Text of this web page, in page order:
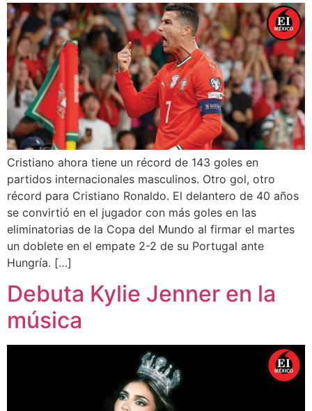
Cristiano ahora tiene un récord de 143 goles en
partidos internacionales masculinos. Otro gol, otro
récord para Cristiano Ronaldo. El delantero de 40 años
se convirtió en el jugador con más goles en las
eliminatorias de la Copa del Mundo al firmar el martes
un doblete en el empate 2-2 de su Portugal ante
Hungría. […]
Debuta Kylie Jenner en la
música